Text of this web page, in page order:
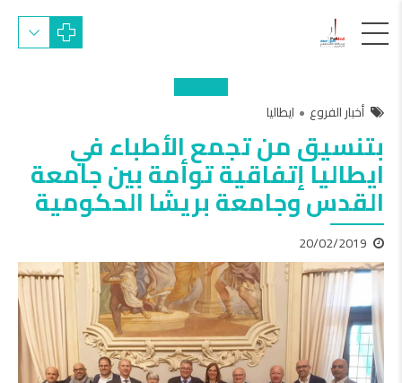
أخبار الفروع ايطاليا
بتنسيق من تجمع الأطباء في
ايطاليا إتفاقية توأمة بين جامعة
القدس وجامعة بريشا الحكومية
20/02/2019